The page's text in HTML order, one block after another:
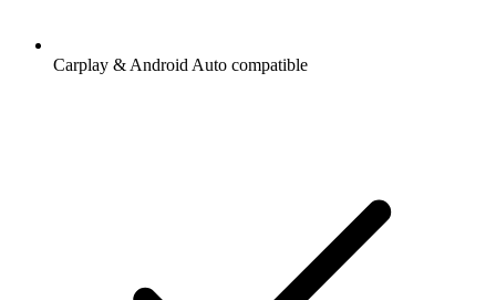
Carplay & Android Auto compatible